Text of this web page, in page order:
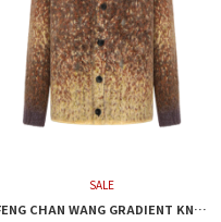
SALE
FENG CHAN WANG GRADIENT KNIT CARDIGAN